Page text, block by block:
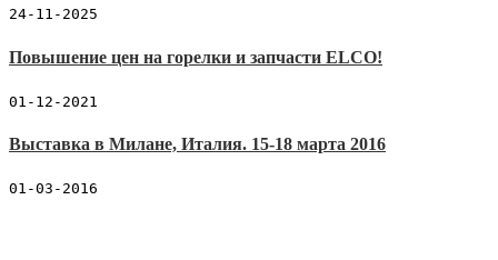
24-11-2025
Повышение цен на горелки и запчасти ELCO!
01-12-2021
Выставка в Милане, Италия. 15-18 марта 2016
01-03-2016